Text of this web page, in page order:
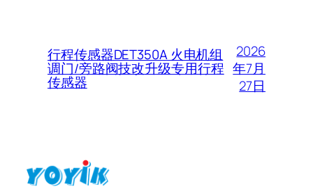
行程传感器DET350A 火电机组
调门/旁路阀技改升级专用行程
传感器
2026
年7月
27日